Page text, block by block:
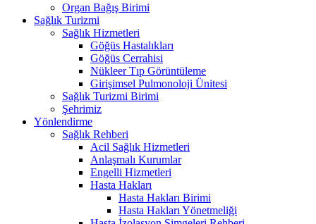
Organ Bağış Birimi
Sağlık Turizmi
Sağlık Hizmetleri
Göğüs Hastalıkları
Göğüs Cerrahisi
Nükleer Tıp Görüntüleme
Girişimsel Pulmonoloji Ünitesi
Sağlık Turizmi Birimi
Şehrimiz
Yönlendirme
Sağlık Rehberi
Acil Sağlık Hizmetleri
Anlaşmalı Kurumlar
Engelli Hizmetleri
Hasta Hakları
Hasta Hakları Birimi
Hasta Hakları Yönetmeliği